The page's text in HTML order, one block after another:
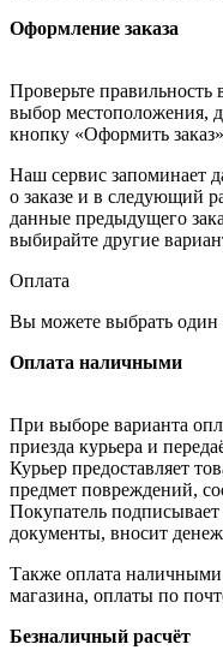
Оформление заказа
Проверьте
выбор местоположения,
кнопку «Оформить
Наш сервис запоминает
о заказе и в следующий
данные предыдущего
выбирайте другие
Оплата
Вы можете выбрать один
Оплата наличными
При выборе варианта
приезда курьера и
Курьер предоставляет
предмет повреждений,
Покупатель
документы, вносит
Также оплата
магазина, оплаты по
Безналичный расчёт